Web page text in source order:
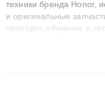
техники бренда Honor,
и оригинальные
проходит обучение и
сохранением гарантии